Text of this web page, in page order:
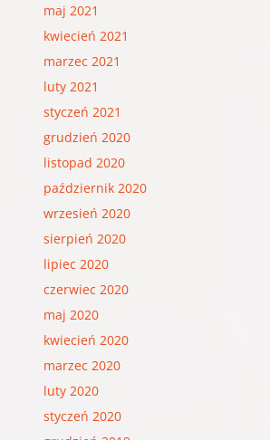
maj 2021
kwiecień 2021
marzec 2021
luty 2021
styczeń 2021
grudzień 2020
listopad 2020
październik 2020
wrzesień 2020
sierpień 2020
lipiec 2020
czerwiec 2020
maj 2020
kwiecień 2020
marzec 2020
luty 2020
styczeń 2020